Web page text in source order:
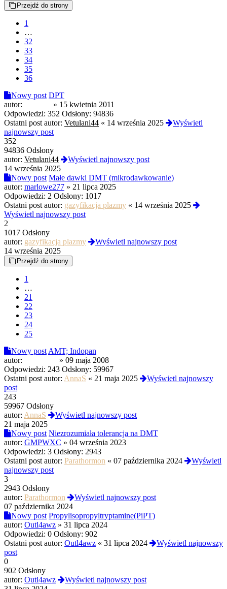
Przejdź do strony
1
…
32
33
34
35
36
Nowy post DPT
autor:
» 15 kwietnia 2011
Odpowiedzi: 352 Odsłony: 94836
Ostatni post autor: Vetulani44 « 14 września 2025
Wyświetl
najnowszy post
352
94836 Odsłony
autor: Vetulani44
Wyświetl najnowszy post
14 września 2025
Nowy post Małe dawki DMT (mikrodawkowanie)
autor: marlowe277 » 21 lipca 2025
Odpowiedzi: 2 Odsłony: 1017
Ostatni post autor: gazyfikacja plazmy « 14 września 2025
Wyświetl najnowszy post
2
1017 Odsłony
autor: gazyfikacja plazmy
Wyświetl najnowszy post
14 września 2025
Przejdź do strony
1
…
21
22
23
24
25
Nowy post AMT; Indopan
autor:
» 09 maja 2008
Odpowiedzi: 243 Odsłony: 59967
Ostatni post autor: AnnaS « 21 maja 2025
Wyświetl najnowszy
post
243
59967 Odsłony
autor: AnnaS
Wyświetl najnowszy post
21 maja 2025
Nowy post Niezrozumiała tolerancja na DMT
autor: GMPWXC » 04 września 2023
Odpowiedzi: 3 Odsłony: 2943
Ostatni post autor: Parathormon « 07 października 2024
Wyświetl
najnowszy post
3
2943 Odsłony
autor: Parathormon
Wyświetl najnowszy post
07 października 2024
Nowy post Propylisopropyltryptamine(PiPT)
autor: Outl4awz » 31 lipca 2024
Odpowiedzi: 0 Odsłony: 902
Ostatni post autor: Outl4awz « 31 lipca 2024
Wyświetl najnowszy
post
0
902 Odsłony
autor: Outl4awz
Wyświetl najnowszy post